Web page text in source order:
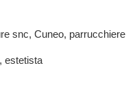
snc, Cuneo, parrucchiere
estetista